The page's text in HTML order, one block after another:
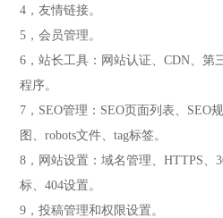
4，友情链接。
5，会员管理。
6，站长工具：网站认证、CDN、第
程序。
7，SEO管理：SEO页面列表、SEO
图、robots文件、tag标签。
8，网站设置：域名管理、HTTPS、
标、404设置。
9，投稿管理和权限设置。